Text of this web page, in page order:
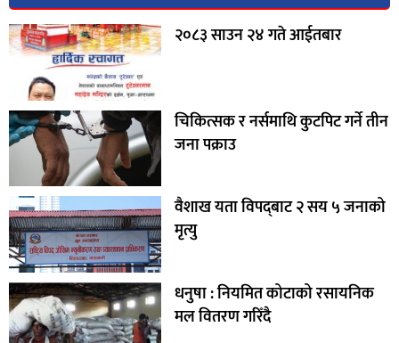
२०८३ साउन २४ गते आईतबार
चिकित्सक र नर्समाथि कुटपिट गर्ने तीन
जना पक्राउ
वैशाख यता विपद्‌बाट २ सय ५ जनाको
मृत्यु
धनुषा : नियमित कोटाको रसायनिक
मल वितरण गरिँदै